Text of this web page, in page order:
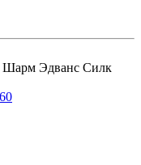
Шарм Эдванс Силк